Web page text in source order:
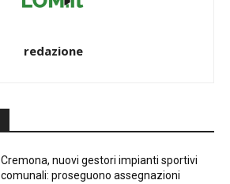
redazione
Cremona, nuovi gestori impianti sportivi
comunali: proseguono assegnazioni